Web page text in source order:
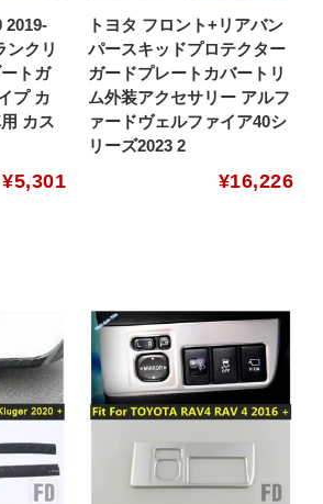
2019-
ンクリ
トガ
プ カ
カス
¥5,301
トヨタ フロント+リアバン
パースキッドプロテクター
ガードプレートカバートリ
ム外装アクセサリー アルフ
ァードヴェルファイア40シ
リーズ2023 2
¥16,226